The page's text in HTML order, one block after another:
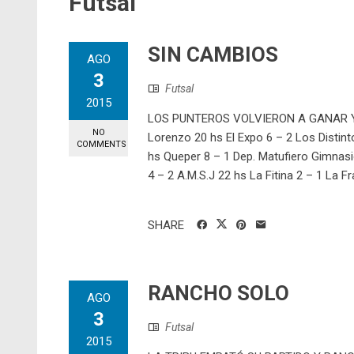
AGO
3
2015
NO
COMMENTS
SIN CAMBIOS
Futsal
LOS PUNTEROS VOLVIERON A
Lorenzo 20 hs El Expo 6 – 2 Los
hs Queper 8 – 1 Dep. Matufiero
4 – 2 A.M.S.J 22 hs La Fitina 2 – 1 La
SHARE
AGO
3
2015
RANCHO SOLO
Futsal